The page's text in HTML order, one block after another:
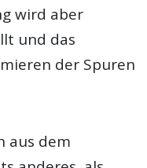
wird aber
und das
der Spuren
aus dem